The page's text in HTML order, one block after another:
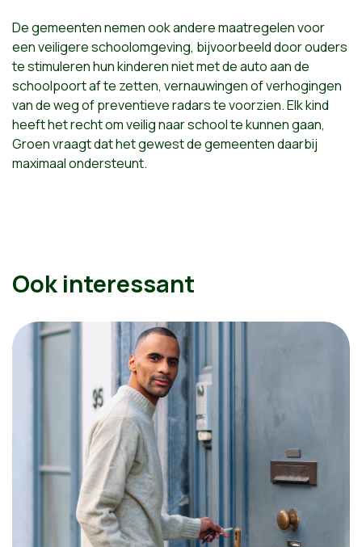
De gemeenten nemen ook andere maatregelen voor
een veiligere schoolomgeving, bijvoorbeeld door ouders
te stimuleren hun kinderen niet met de auto aan de
schoolpoort af te zetten, vernauwingen of verhogingen
van de weg of preventieve radars te voorzien. Elk kind
heeft het recht om veilig naar school te kunnen gaan,
Groen vraagt dat het gewest de gemeenten daarbij
maximaal ondersteunt.
Ook interessant